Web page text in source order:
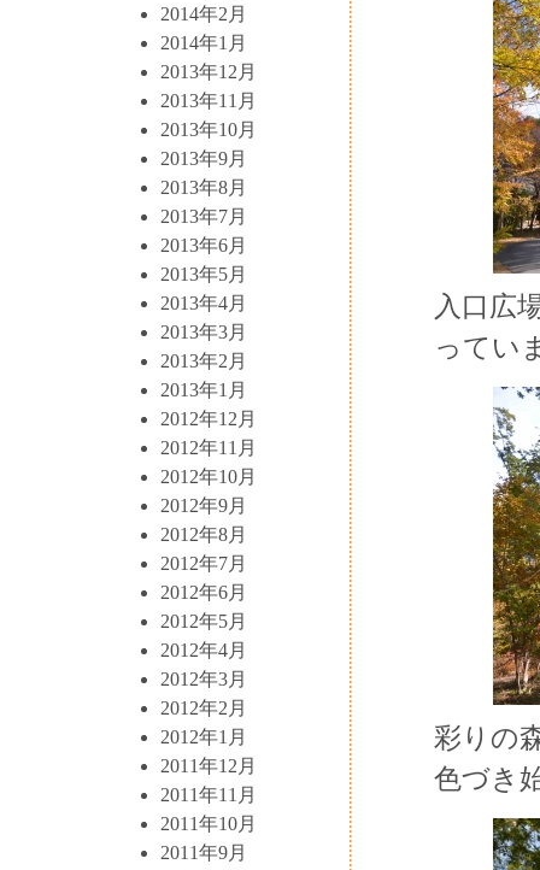
2014年2月
2014年1月
2013年12月
2013年11月
2013年10月
2013年9月
2013年8月
2013年7月
2013年6月
2013年5月
2013年4月
2013年3月
2013年2月
2013年1月
2012年12月
2012年11月
2012年10月
2012年9月
2012年8月
2012年7月
2012年6月
2012年5月
2012年4月
2012年3月
2012年2月
2012年1月
2011年12月
2011年11月
2011年10月
2011年9月
入口広
ってい
彩りの
色づき